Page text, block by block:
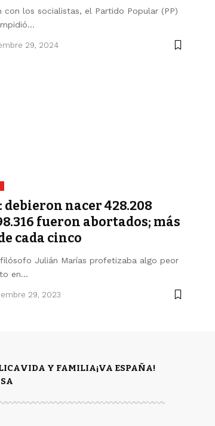
con los socialistas, el Partido Popular (PP)
29, 2024
debieron nacer 428.208
fueron abortados; más
cada cinco
filósofo Julián Marías profetizaba algo peor
en…
29, 2023
VIDA Y FAMILIA¡VA ESPAÑA!